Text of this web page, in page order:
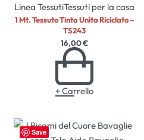
Linea TessutiTessuti per la casa
1 Mt. Tessuto Tinta Unita Riciclato –
TS243
16,00€
+ Carrello
Save